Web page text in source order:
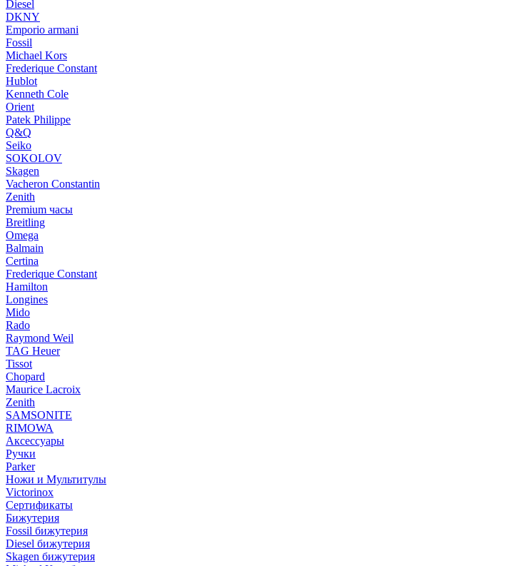
Diesel
DKNY
Emporio armani
Fossil
Michael Kors
Frederique Constant
Hublot
Kenneth Cole
Orient
Patek Philippe
Q&Q
Seiko
SOKOLOV
Skagen
Vacheron Constantin
Zenith
Premium часы
Breitling
Omega
Balmain
Certina
Frederique Constant
Hamilton
Longines
Mido
Rado
Raymond Weil
TAG Heuer
Tissot
Chopard
Maurice Lacroix
Zenith
SAMSONITE
RIMOWA
Аксессуары
Ручки
Parker
Ножи и Мультитулы
Victorinox
Сертификаты
Бижутерия
Fossil бижутерия
Diesel бижутерия
Skagen бижутерия